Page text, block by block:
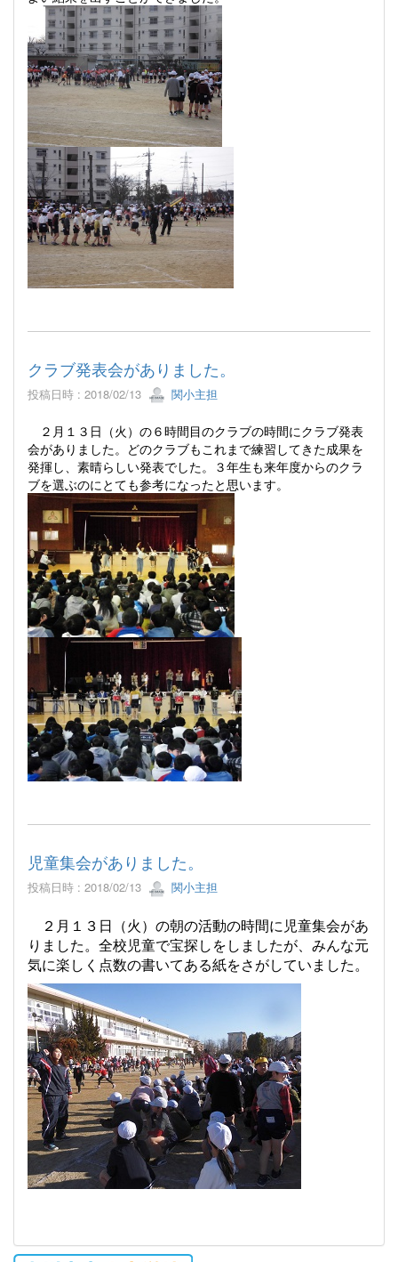
クラブ発表会がありました。
投稿日時 : 2018/02/13 関小主担
２月１３日（火）の６時間目のクラブの時間にクラブ発表
会がありました。どのクラブもこれまで練習してきた成果を
発揮し、素晴らしい発表でした。３年生も来年度からのクラ
ブを選ぶのにとても参考になったと思います。
児童集会がありました。
投稿日時 : 2018/02/13 関小主担
２月１３日（火）の朝の活動の時間に児童集会があ
りました。全校児童で宝探しをしましたが、みんな元
気に楽しく点数の書いてある紙をさがしていました。